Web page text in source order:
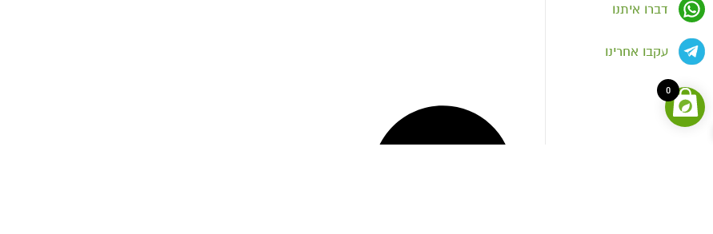
דברו איתנו
עקבו אחרינו
0